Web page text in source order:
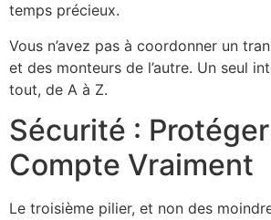
temps précieux.
Vous n’avez pas à coordonner un
et des monteurs de l’autre. Un seul
tout, de A à Z.
Sécurité :
Compte Vraiment
Le troisième pilier, et non des